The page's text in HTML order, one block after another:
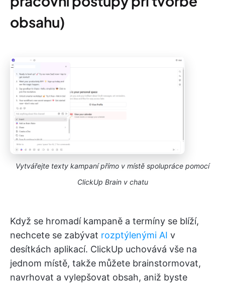
obsahu)
Vytvářejte texty kampaní přímo v místě spolupráce pomocí
ClickUp Brain v chatu
Když se hromadí kampaně a termíny se blíží,
nechcete se zabývat rozptýlenými AI v
desítkách aplikací. ClickUp uchovává vše na
jednom místě, takže můžete brainstormovat,
navrhovat a vylepšovat obsah, aniž byste